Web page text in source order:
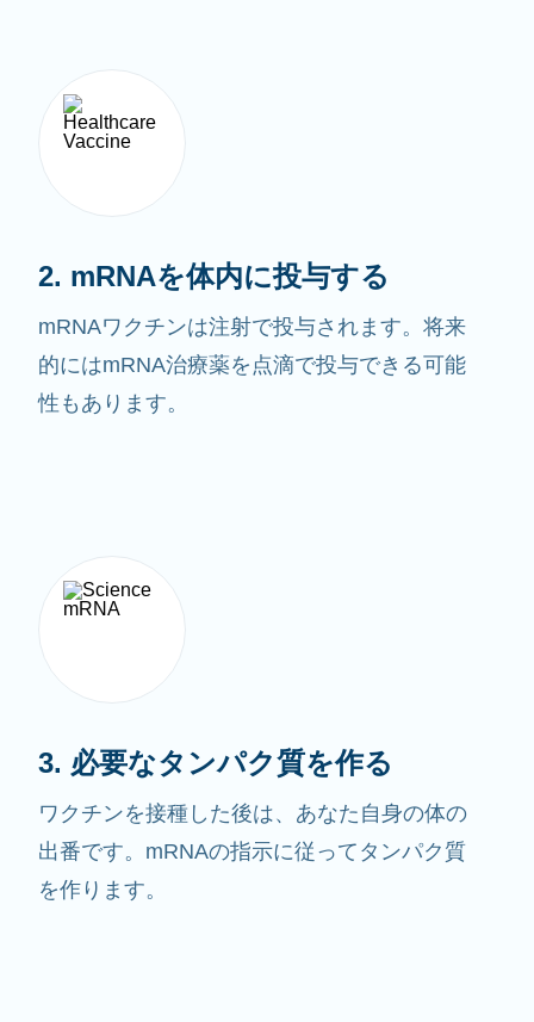
2. mRNAを体内に投与する
mRNAワクチンは注射で投与されます。将来
的にはmRNA治療薬を点滴で投与できる可能
性もあります。
3. 必要なタンパク質を作る
ワクチンを接種した後は、あなた自身の体の
出番です。mRNAの指示に従ってタンパク質
を作ります。